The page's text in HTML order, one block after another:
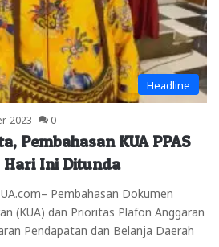
Headline
2023 0
Pembahasan KUA PPAS
Hari Ini Ditunda
Pembahasan Dokumen
(KUA) dan Prioritas Plafon Anggaran
Pendapatan dan Belanja Daerah